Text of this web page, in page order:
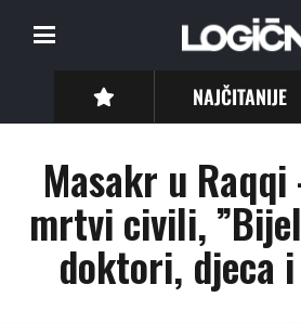
NAJČITANIJE
Masakr u Raqqi
mrtvi civili,
doktori, djeca